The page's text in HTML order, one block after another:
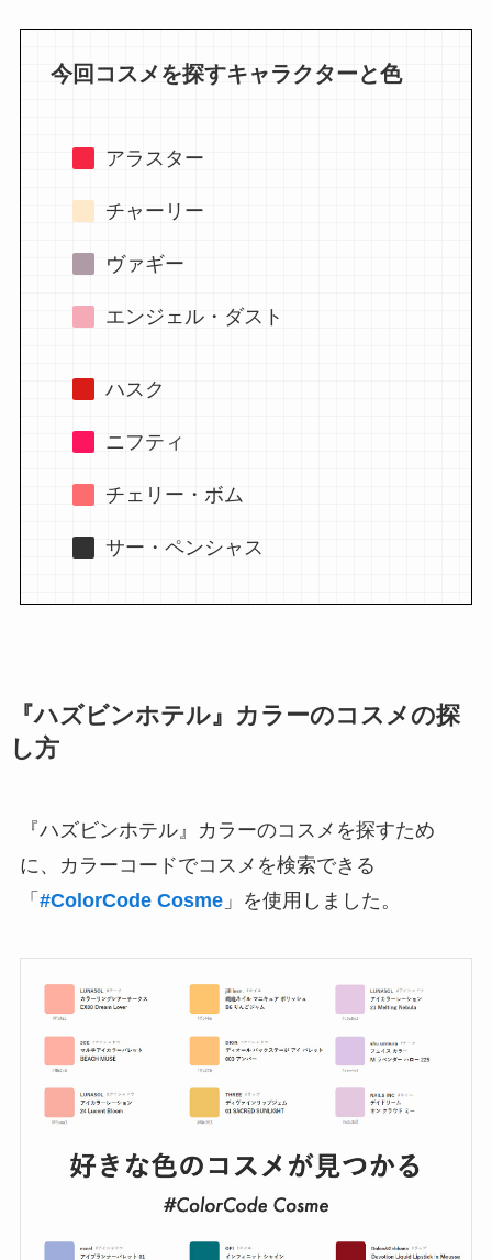
今回コスメを探すキャラクターと色
アラスター
チャーリー
ヴァギー
エンジェル・ダスト
ハスク
ニフティ
チェリー・ボム
サー・ペンシャス
『ハズビンホテル』カラーのコスメの探
し方
『ハズビンホテル』カラーのコスメを探すため
に、カラーコードでコスメを検索できる
「 #ColorCode Cosme」を使用しました。